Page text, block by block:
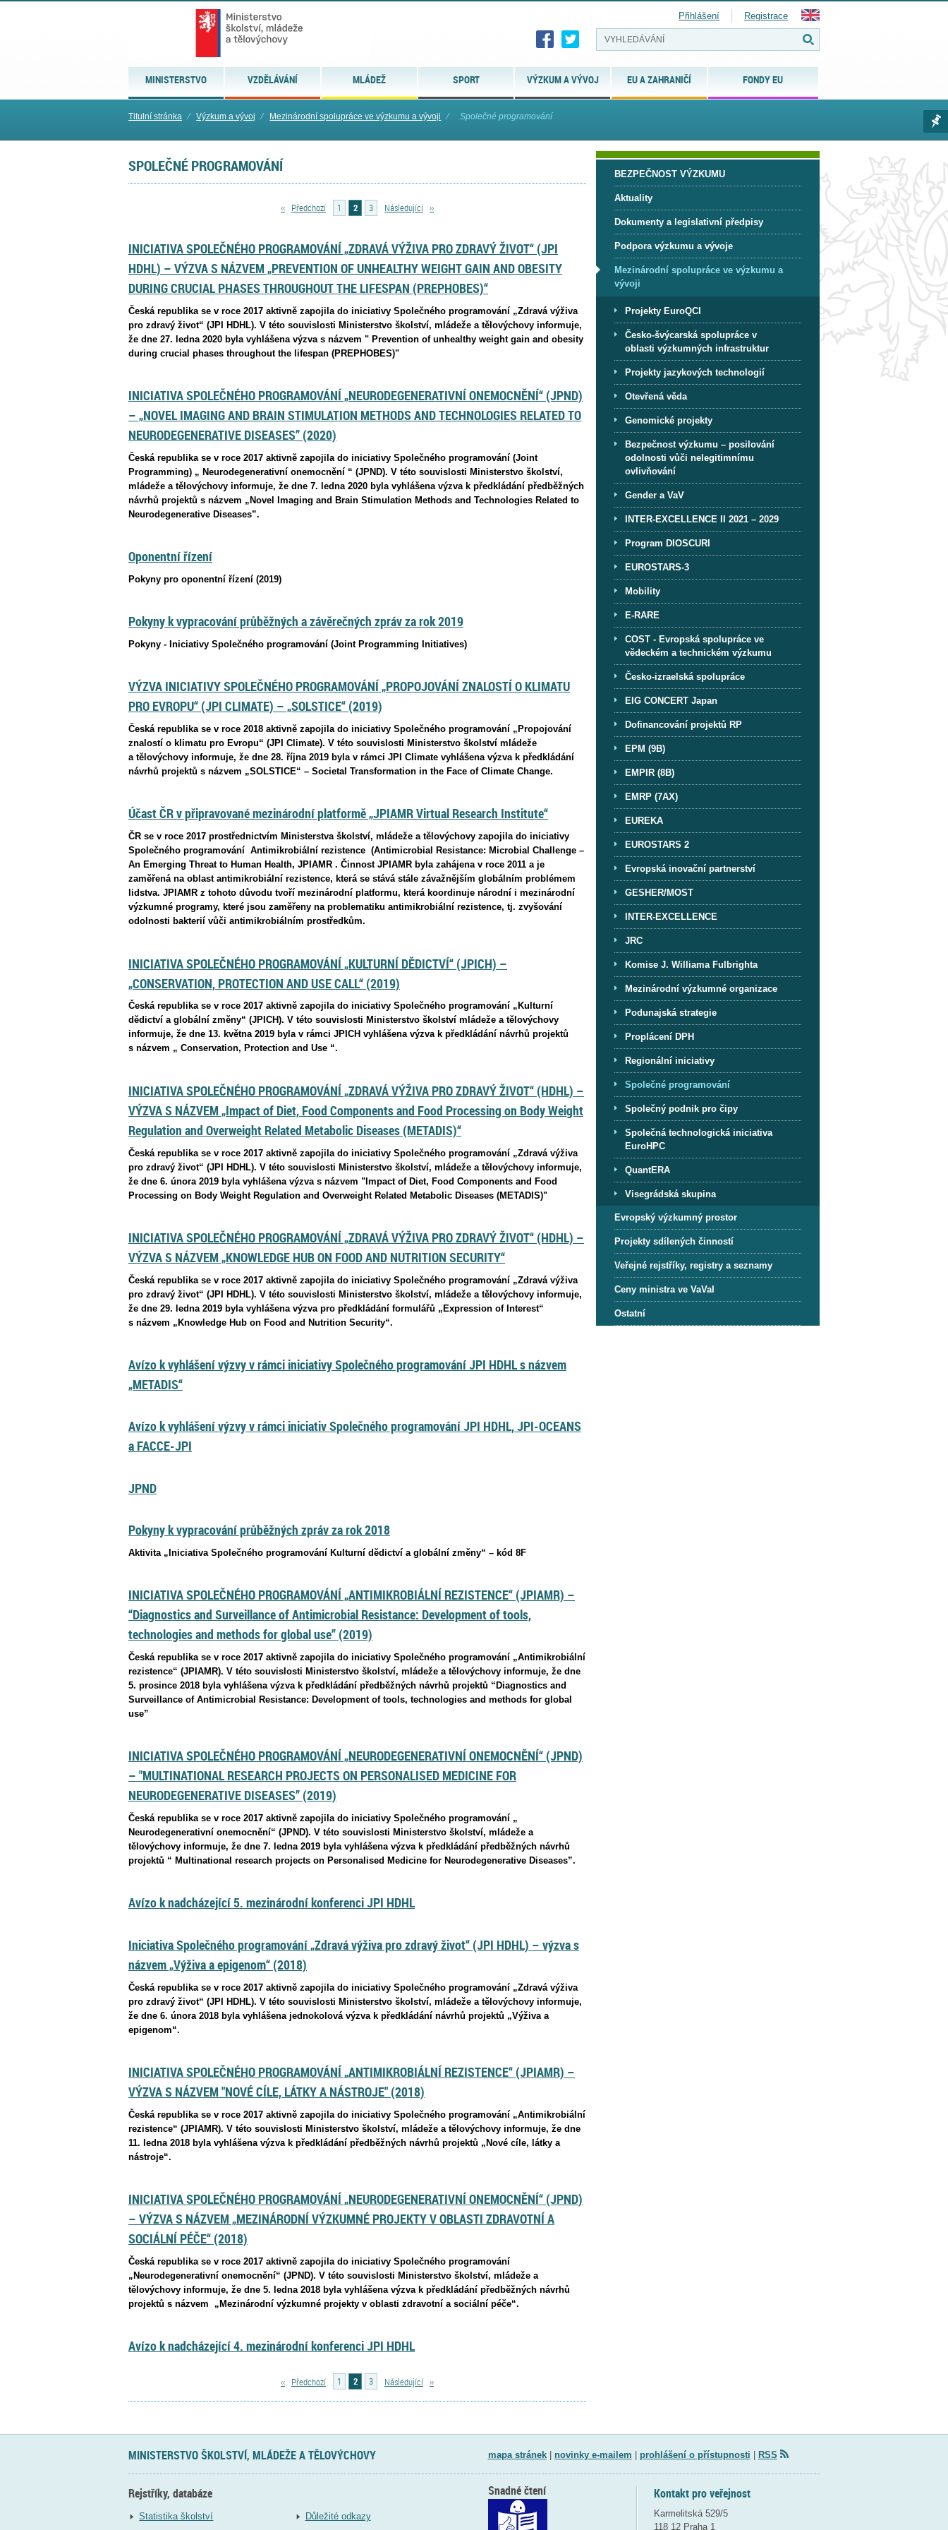
MINISTERSTVO VZDĚLÁVÁNÍ MLÁDEŽ SPORT VÝZKUM A VÝVOJ EU A ZAHRANIČÍ FONDY EU
Přihlášení Registrace
Titulní stránka ⁄ Výzkum a vývoj ⁄ Mezinárodní spolupráce ve výzkumu a vývoji ⁄ Společné programování
SPOLEČNÉ PROGRAMOVÁNÍ
‹‹ Předchozí 1 2 3 Následující ››
INICIATIVA SPOLEČNÉHO PROGRAMOVÁNÍ „ZDRAVÁ VÝŽIVA PRO ZDRAVÝ ŽIVOT“ (JPI
HDHL) – VÝZVA S NÁZVEM „PREVENTION OF UNHEALTHY WEIGHT GAIN AND OBESITY
DURING CRUCIAL PHASES THROUGHOUT THE LIFESPAN (PREPHOBES)“
Česká republika se v roce 2017 aktivně zapojila do iniciativy Společného programování „Zdravá výživa
pro zdravý život“ (JPI HDHL). V této souvislosti Ministerstvo školství, mládeže a tělovýchovy informuje,
že dne 27. ledna 2020 byla vyhlášena výzva s názvem " Prevention of unhealthy weight gain and obesity
during crucial phases throughout the lifespan (PREPHOBES)"
INICIATIVA SPOLEČNÉHO PROGRAMOVÁNÍ „NEURODEGENERATIVNÍ ONEMOCNĚNÍ“ (JPND)
– „NOVEL IMAGING AND BRAIN STIMULATION METHODS AND TECHNOLOGIES RELATED TO
NEURODEGENERATIVE DISEASES” (2020)
Česká republika se v roce 2017 aktivně zapojila do iniciativy Společného programování (Joint
Programming) „ Neurodegenerativní onemocnění “ (JPND). V této souvislosti Ministerstvo školství,
mládeže a tělovýchovy informuje, že dne 7. ledna 2020 byla vyhlášena výzva k předkládání předběžných
návrhů projektů s názvem „Novel Imaging and Brain Stimulation Methods and Technologies Related to
Neurodegenerative Diseases”.
Oponentní řízení
Pokyny pro oponentní řízení (2019)
Pokyny k vypracování průběžných a závěrečných zpráv za rok 2019
Pokyny - Iniciativy Společného programování (Joint Programming Initiatives)
VÝZVA INICIATIVY SPOLEČNÉHO PROGRAMOVÁNÍ „PROPOJOVÁNÍ ZNALOSTÍ O KLIMATU
PRO EVROPU“ (JPI CLIMATE) – „SOLSTICE“ (2019)
Česká republika se v roce 2018 aktivně zapojila do iniciativy Společného programování „Propojování
znalostí o klimatu pro Evropu“ (JPI Climate). V této souvislosti Ministerstvo školství mládeže
a tělovýchovy informuje, že dne 28. října 2019 byla v rámci JPI Climate vyhlášena výzva k předkládání
návrhů projektů s názvem „SOLSTICE“ – Societal Transformation in the Face of Climate Change.
Účast ČR v připravované mezinárodní platformě „JPIAMR Virtual Research Institute“
ČR se v roce 2017 prostřednictvím Ministerstva školství, mládeže a tělovýchovy zapojila do iniciativy
Společného programování Antimikrobiální rezistence (Antimicrobial Resistance: Microbial Challenge –
An Emerging Threat to Human Health, JPIAMR . Činnost JPIAMR byla zahájena v roce 2011 a je
zaměřená na oblast antimikrobiální rezistence, která se stává stále závažnějším globálním problémem
lidstva. JPIAMR z tohoto důvodu tvoří mezinárodní platformu, která koordinuje národní i mezinárodní
výzkumné programy, které jsou zaměřeny na problematiku antimikrobiální rezistence, tj. zvyšování
odolnosti bakterií vůči antimikrobiálním prostředkům.
INICIATIVA SPOLEČNÉHO PROGRAMOVÁNÍ „KULTURNÍ DĚDICTVÍ“ (JPICH) –
„CONSERVATION, PROTECTION AND USE CALL“ (2019)
Česká republika se v roce 2017 aktivně zapojila do iniciativy Společného programování „Kulturní
dědictví a globální změny“ (JPICH). V této souvislosti Ministerstvo školství mládeže a tělovýchovy
informuje, že dne 13. května 2019 byla v rámci JPICH vyhlášena výzva k předkládání návrhů projektů
s názvem „ Conservation, Protection and Use “.
INICIATIVA SPOLEČNÉHO PROGRAMOVÁNÍ „ZDRAVÁ VÝŽIVA PRO ZDRAVÝ ŽIVOT“ (HDHL) –
VÝZVA S NÁZVEM „Impact of Diet, Food Components and Food Processing on Body Weight
Regulation and Overweight Related Metabolic Diseases (METADIS)“
Česká republika se v roce 2017 aktivně zapojila do iniciativy Společného programování „Zdravá výživa
pro zdravý život“ (JPI HDHL). V této souvislosti Ministerstvo školství, mládeže a tělovýchovy informuje,
že dne 6. února 2019 byla vyhlášena výzva s názvem "Impact of Diet, Food Components and Food
Processing on Body Weight Regulation and Overweight Related Metabolic Diseases (METADIS)"
INICIATIVA SPOLEČNÉHO PROGRAMOVÁNÍ „ZDRAVÁ VÝŽIVA PRO ZDRAVÝ ŽIVOT“ (HDHL) –
VÝZVA S NÁZVEM „KNOWLEDGE HUB ON FOOD AND NUTRITION SECURITY“
Česká republika se v roce 2017 aktivně zapojila do iniciativy Společného programování „Zdravá výživa
pro zdravý život“ (JPI HDHL). V této souvislosti Ministerstvo školství, mládeže a tělovýchovy informuje,
že dne 29. ledna 2019 byla vyhlášena výzva pro předkládání formulářů „Expression of Interest“
s názvem „Knowledge Hub on Food and Nutrition Security“.
Avízo k vyhlášení výzvy v rámci iniciativy Společného programování JPI HDHL s názvem
„METADIS“
Avízo k vyhlášení výzvy v rámci iniciativ Společného programování JPI HDHL, JPI-OCEANS
a FACCE-JPI
JPND
Pokyny k vypracování průběžných zpráv za rok 2018
Aktivita „Iniciativa Společného programování Kulturní dědictví a globální změny“ – kód 8F
INICIATIVA SPOLEČNÉHO PROGRAMOVÁNÍ „ANTIMIKROBIÁLNÍ REZISTENCE“ (JPIAMR) –
“Diagnostics and Surveillance of Antimicrobial Resistance: Development of tools,
technologies and methods for global use” (2019)
Česká republika se v roce 2017 aktivně zapojila do iniciativy Společného programování „Antimikrobiální
rezistence“ (JPIAMR). V této souvislosti Ministerstvo školství, mládeže a tělovýchovy informuje, že dne
5. prosince 2018 byla vyhlášena výzva k předkládání předběžných návrhů projektů “Diagnostics and
Surveillance of Antimicrobial Resistance: Development of tools, technologies and methods for global
use”
INICIATIVA SPOLEČNÉHO PROGRAMOVÁNÍ „NEURODEGENERATIVNÍ ONEMOCNĚNÍ“ (JPND)
– "MULTINATIONAL RESEARCH PROJECTS ON PERSONALISED MEDICINE FOR
NEURODEGENERATIVE DISEASES” (2019)
Česká republika se v roce 2017 aktivně zapojila do iniciativy Společného programování „
Neurodegenerativní onemocnění“ (JPND). V této souvislosti Ministerstvo školství, mládeže a
tělovýchovy informuje, že dne 7. ledna 2019 byla vyhlášena výzva k předkládání předběžných návrhů
projektů “ Multinational research projects on Personalised Medicine for Neurodegenerative Diseases”.
Avízo k nadcházející 5. mezinárodní konferenci JPI HDHL
Iniciativa Společného programování „Zdravá výživa pro zdravý život“ (JPI HDHL) – výzva s
názvem „Výživa a epigenom“ (2018)
Česká republika se v roce 2017 aktivně zapojila do iniciativy Společného programování „Zdravá výživa
pro zdravý život“ (JPI HDHL). V této souvislosti Ministerstvo školství, mládeže a tělovýchovy informuje,
že dne 6. února 2018 byla vyhlášena jednokolová výzva k předkládání návrhů projektů „Výživa a
epigenom“.
INICIATIVA SPOLEČNÉHO PROGRAMOVÁNÍ „ANTIMIKROBIÁLNÍ REZISTENCE“ (JPIAMR) –
VÝZVA S NÁZVEM "NOVÉ CÍLE, LÁTKY A NÁSTROJE" (2018)
Česká republika se v roce 2017 aktivně zapojila do iniciativy Společného programování „Antimikrobiální
rezistence“ (JPIAMR). V této souvislosti Ministerstvo školství, mládeže a tělovýchovy informuje, že dne
11. ledna 2018 byla vyhlášena výzva k předkládání předběžných návrhů projektů „Nové cíle, látky a
nástroje“.
INICIATIVA SPOLEČNÉHO PROGRAMOVÁNÍ „NEURODEGENERATIVNÍ ONEMOCNĚNÍ“ (JPND)
– VÝZVA S NÁZVEM „MEZINÁRODNÍ VÝZKUMNÉ PROJEKTY V OBLASTI ZDRAVOTNÍ A
SOCIÁLNÍ PÉČE“ (2018)
Česká republika se v roce 2017 aktivně zapojila do iniciativy Společného programování
„Neurodegenerativní onemocnění“ (JPND). V této souvislosti Ministerstvo školství, mládeže a
tělovýchovy informuje, že dne 5. ledna 2018 byla vyhlášena výzva k předkládání předběžných návrhů
projektů s názvem „Mezinárodní výzkumné projekty v oblasti zdravotní a sociální péče“.
Avízo k nadcházející 4. mezinárodní konferenci JPI HDHL
‹‹ Předchozí 1 2 3 Následující ››
BEZPEČNOST VÝZKUMU
Aktuality
Dokumenty a legislativní předpisy
Podpora výzkumu a vývoje
Mezinárodní spolupráce ve výzkumu a
vývoji
Projekty EuroQCI
Česko-švýcarská spolupráce v
oblasti výzkumných infrastruktur
Projekty jazykových technologií
Otevřená věda
Genomické projekty
Bezpečnost výzkumu – posilování
odolnosti vůči nelegitimnímu
ovlivňování
Gender a VaV
INTER-EXCELLENCE II 2021 – 2029
Program DIOSCURI
EUROSTARS-3
Mobility
E-RARE
COST - Evropská spolupráce ve
vědeckém a technickém výzkumu
Česko-izraelská spolupráce
EIG CONCERT Japan
Dofinancování projektů RP
EPM (9B)
EMPIR (8B)
EMRP (7AX)
EUREKA
EUROSTARS 2
Evropská inovační partnerství
GESHER/MOST
INTER-EXCELLENCE
JRC
Komise J. Williama Fulbrighta
Mezinárodní výzkumné organizace
Podunajská strategie
Proplácení DPH
Regionální iniciativy
Společné programování
Společný podnik pro čipy
Společná technologická iniciativa
EuroHPC
QuantERA
Visegrádská skupina
Evropský výzkumný prostor
Projekty sdílených činností
Veřejné rejstříky, registry a seznamy
Ceny ministra ve VaVaI
Ostatní
MINISTERSTVO ŠKOLSTVÍ, MLÁDEŽE A TĚLOVÝCHOVY mapa stránek| novinky e-mailem prohlášení o přístupnosti RSS
Rejstříky, databáze
Statistika školství Důležité odkazy
Kontakt pro veřejnost
Karmelitská 529/5
118 12 Praha 1
Snadné čtení